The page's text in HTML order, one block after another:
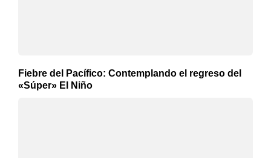
Fiebre del Pacífico: Contemplando el regreso del
«Súper» El Niño